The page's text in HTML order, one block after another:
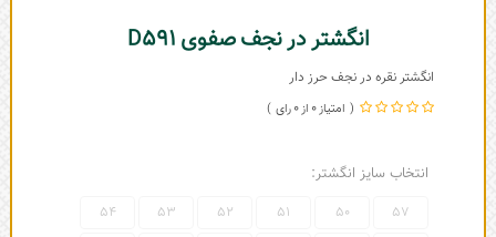
انگشتر در نجف صفوی D591
انگشتر نقره در نجف حرز دار
0
0
انتخاب سایز انگشتر:
57
50
51
52
53
54